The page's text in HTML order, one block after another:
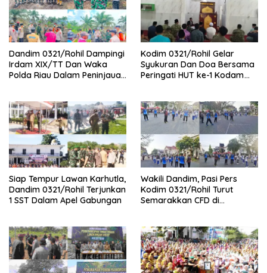
Dandim 0321/Rohil Dampingi
Irdam XIX/TT Dan Waka
Polda Riau Dalam Peninjauan
Kodim 0321/Rohil Gelar
Syukuran Dan Doa Bersama
Peringati HUT ke-1 Kodam
Siap Tempur Lawan Karhutla,
Dandim 0321/Rohil Terjunkan
1 SST Dalam Apel Gabungan
Wakili Dandim, Pasi Pers
Kodim 0321/Rohil Turut
Semarakkan CFD di